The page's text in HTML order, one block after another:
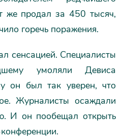
же продал за 450 тысяч,
горечь поражения.
сенсацией. Специалисты
умоляли Девиса
он был так уверен, что
Журналисты осаждали
И он пообещал открыть